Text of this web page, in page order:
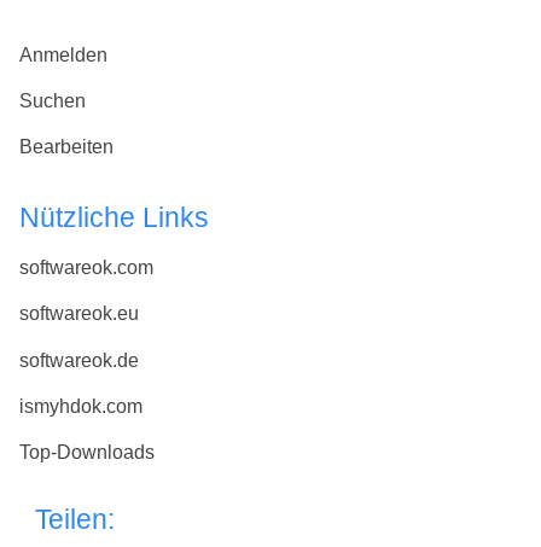
Anmelden
Suchen
Bearbeiten
Nützliche Links
softwareok.com
softwareok.eu
softwareok.de
ismyhdok.com
Top-Downloads
Teilen: